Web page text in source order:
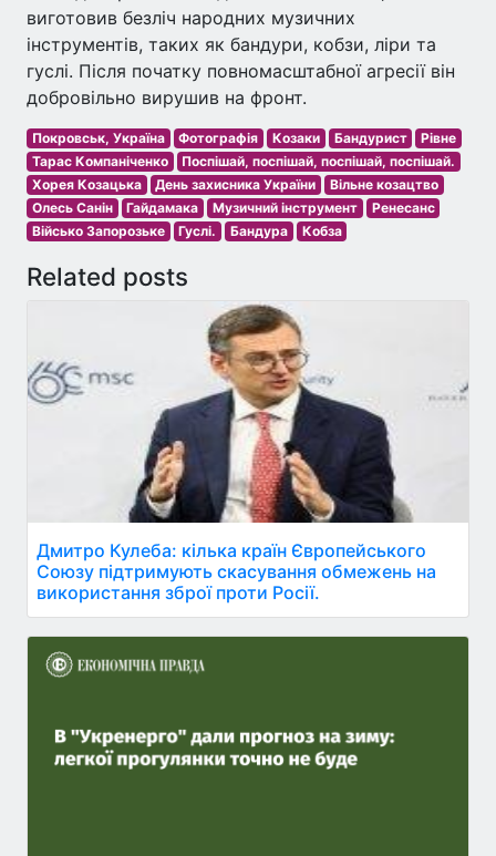
виготовив безліч народних музичних
інструментів, таких як бандури, кобзи, ліри та
гуслі. Після початку повномасштабної агресії він
добровільно вирушив на фронт.
Покровськ, Україна Фотографія Козаки Бандурист
Рівне
Тарас Компаніченко
Поспішай, поспішай, поспішай, поспішай.
Хорея Козацька
День захисника України
Вільне козацтво
Олесь Санін
Гайдамака Музичний інструмент
Ренесанс
Військо Запорозьке
Гуслі. Бандура Кобза
Related posts
Дмитро Кулеба: кілька країн Європейського
Союзу підтримують скасування обмежень на
використання зброї проти Росії.